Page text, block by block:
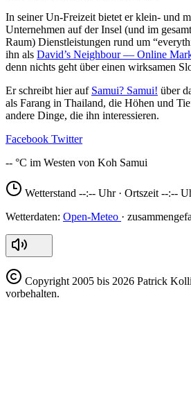
In seiner Un-Freizeit bietet er klein- und
Unternehmen auf der Insel (und im
Raum) Dienstleistungen rund um
ihn als David’s Neighbour — Online
denn nichts geht über einen wirksamen
Er schreibt hier auf Samui? Samui! über
als Farang in Thailand, die Höhen und
andere Dinge, die ihn interessieren.
Facebook Twitter
--
Wetterstand --:-- Uhr · Ortszeit --:--
Open-Meteo
Copyright 2005 bis 2026 Patrick
vorbehalten.